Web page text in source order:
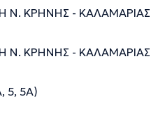
Ν. ΚΡΗΝΗΣ - ΚΑΛΑΜΑΡΙΑΣ
Ν. ΚΡΗΝΗΣ - ΚΑΛΑΜΑΡΙΑΣ
5, 5Α)